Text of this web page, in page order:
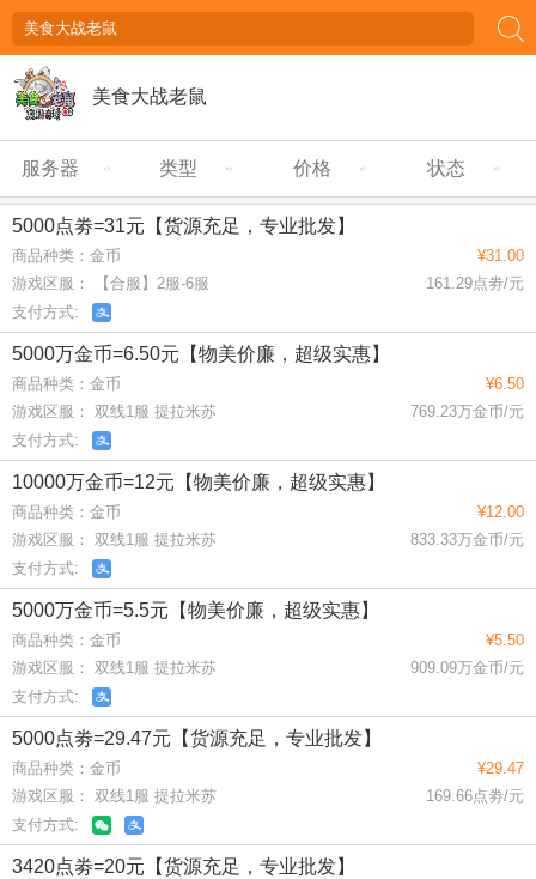
美食大战老鼠
服务器 类型 价格 状态
5000点劵=31元【货源充足，专业批发】
商品种类：金币
游戏区服： 【合服】2服-6服
支付方式:
¥31.00
161.29点劵/元
5000万金币=6.50元【物美价廉，超级实惠】
商品种类：金币
游戏区服： 双线1服 提拉米苏
支付方式:
¥6.50
769.23万金币/元
10000万金币=12元【物美价廉，超级实惠】
商品种类：金币
游戏区服： 双线1服 提拉米苏
支付方式:
¥12.00
833.33万金币/元
5000万金币=5.5元【物美价廉，超级实惠】
商品种类：金币
游戏区服： 双线1服 提拉米苏
支付方式:
¥5.50
909.09万金币/元
5000点劵=29.47元【货源充足，专业批发】
商品种类：金币
游戏区服： 双线1服 提拉米苏
支付方式:
¥29.47
169.66点劵/元
3420点劵=20元【货源充足，专业批发】